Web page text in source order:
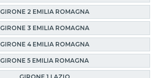
GIRONE 2 EMILIA ROMAGNA
GIRONE 3 EMILIA ROMAGNA
GIRONE 4 EMILIA ROMAGNA
GIRONE 5 EMILIA ROMAGNA
GIRONE 1 LAZIO